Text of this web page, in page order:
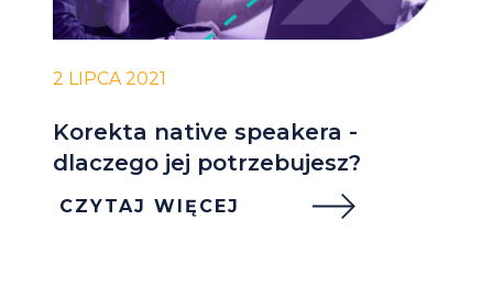
2 LIPCA 2021
Korekta native speakera -
dlaczego jej potrzebujesz?
CZYTAJ WIĘCEJ